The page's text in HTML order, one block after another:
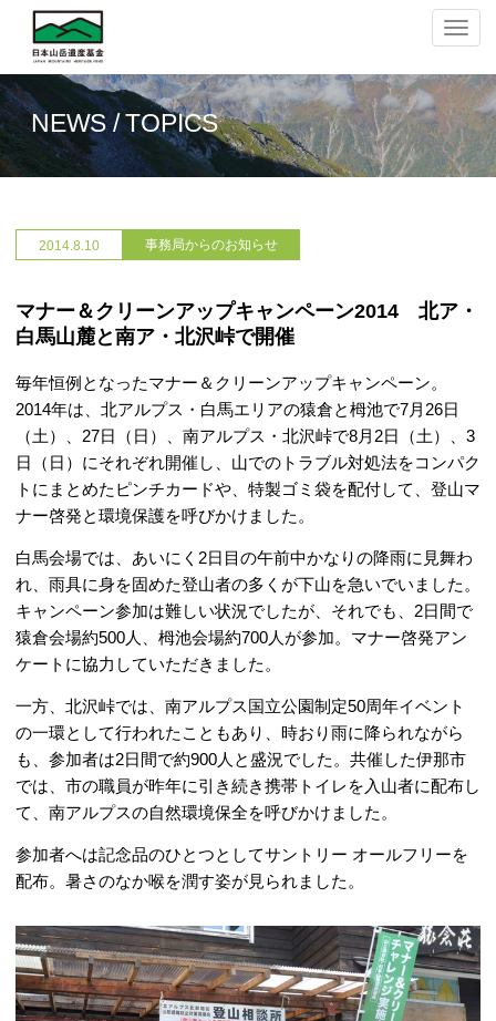
ナ
ビ
ー
シ
ョ
ン
の
NEWS / TOPICS
2014.8.10 事務局からのお知らせ
マナー＆クリーンアップキャンペーン2014 北ア・
白馬山麓と南ア・北沢峠で開催
毎年恒例となったマナー＆クリーンアップキャンペーン。
2014年は、北アルプス・白馬エリアの猿倉と栂池で7月26日
（土）、27日（日）、南アルプス・北沢峠で8月2日（土）、3
日（日）にそれぞれ開催し、山でのトラブル対処法をコンパク
トにまとめたピンチカードや、特製ゴミ袋を配付して、登山マ
ナー啓発と環境保護を呼びかけました。
白馬会場では、あいにく2日目の午前中かなりの降雨に見舞わ
れ、雨具に身を固めた登山者の多くが下山を急いでいました。
キャンペーン参加は難しい状況でしたが、それでも、2日間で
猿倉会場約500人、栂池会場約700人が参加。マナー啓発アン
ケートに協力していただきました。
一方、北沢峠では、南アルプス国立公園制定50周年イベント
の一環として行われたこともあり、時おり雨に降られながら
も、参加者は2日間で約900人と盛況でした。共催した伊那市
では、市の職員が昨年に引き続き携帯トイレを入山者に配布し
て、南アルプスの自然環境保全を呼びかけました。
参加者へは記念品のひとつとしてサントリー オールフリーを
配布。暑さのなか喉を潤す姿が見られました。